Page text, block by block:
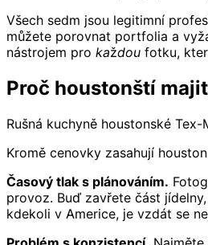
Všech sedm jsou legitimní
můžete porovnat portfolia a
nástrojem pro každou fotku,
Proč houstonští
Rušná kuchyně houstonské
Kromě cenovky zasahují
Časový tlak s plánováním.
provoz. Buď zavřete část
kdekoli v Americe, je vzdát se